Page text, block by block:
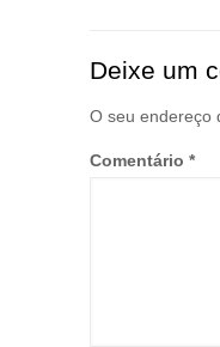
Deixe um
O seu endereço
Comentário *